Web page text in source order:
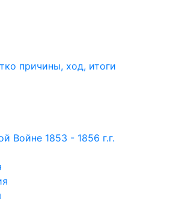
причины, ход, итоги
Войне 1853 - 1856 г.г.